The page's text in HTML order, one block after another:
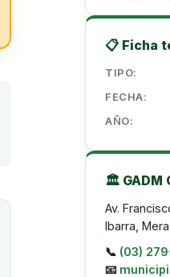
📋 Ficha
TIPO:
FECHA:
AÑO:
🏛️ GADM
Av.
Ibarra,
📞 (03)
📧